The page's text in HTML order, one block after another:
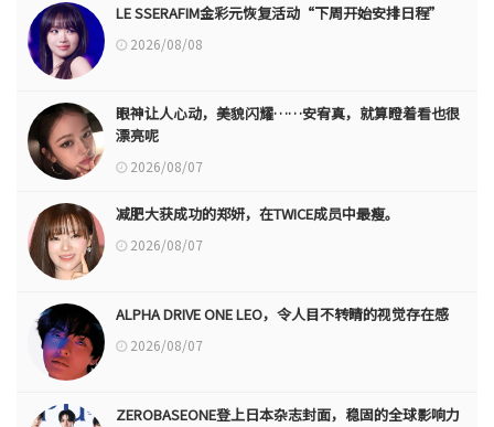
LE SSERAFIM金彩元恢复活动“下周开始安排日程”
2026/08/08
眼神让人心动，美貌闪耀……安宥真，就算瞪着看也很
漂亮呢
2026/08/07
减肥大获成功的郑妍，在TWICE成员中最瘦。
2026/08/07
ALPHA DRIVE ONE LEO，令人目不转睛的视觉存在感
2026/08/07
ZEROBASEONE登上日本杂志封面，稳固的全球影响力